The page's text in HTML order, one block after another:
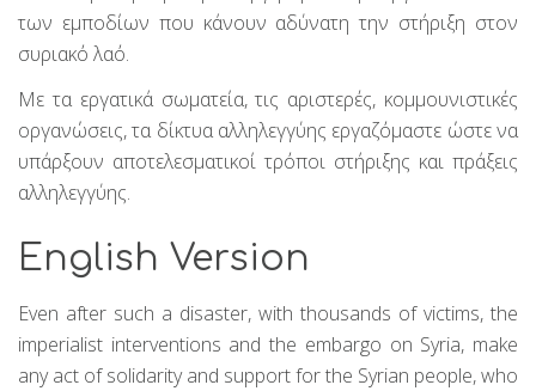
των εμποδίων που κάνουν αδύνατη την στήριξη στον
συριακό λαό.
Με τα εργατικά σωματεία, τις αριστερές, κομμουνιστικές
οργανώσεις, τα δίκτυα αλληλεγγύης εργαζόμαστε ώστε να
υπάρξουν αποτελεσματικοί τρόποι στήριξης και πράξεις
αλληλεγγύης.
English Version
Even after such a disaster, with thousands of victims, the
imperialist interventions and the embargo on Syria, make
any act of solidarity and support for the Syrian people, who